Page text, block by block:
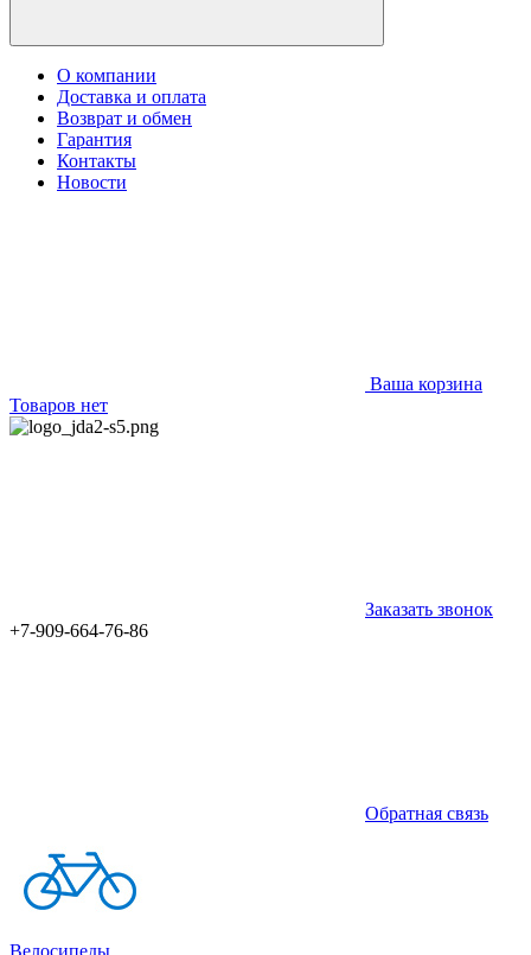
О компании
Доставка и оплата
Возврат и обмен
Гарантия
Контакты
Новости
Ваша корзина
Товаров нет
Заказать звонок
+7-909-664-76-86
Обратная связь
Велосипеды